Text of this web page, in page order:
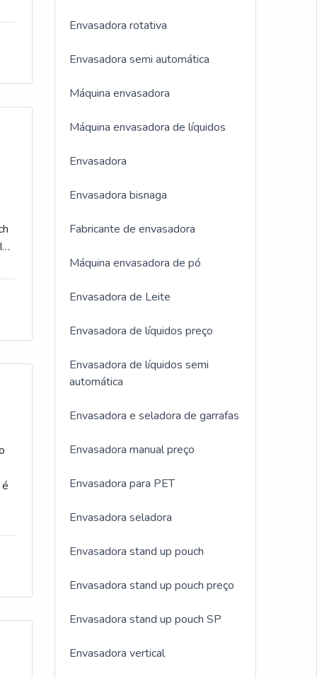
Envasadora rotativa
Envasadora semi automática
Máquina envasadora
Máquina envasadora de líquidos
Envasadora
Envasadora bisnaga
Fabricante de envasadora
Máquina envasadora de pó
Envasadora de Leite
Envasadora de líquidos preço
Envasadora de líquidos semi
automática
Envasadora e seladora de garrafas
Envasadora manual preço
Envasadora para PET
Envasadora seladora
Envasadora stand up pouch
Envasadora stand up pouch preço
Envasadora stand up pouch SP
Envasadora vertical